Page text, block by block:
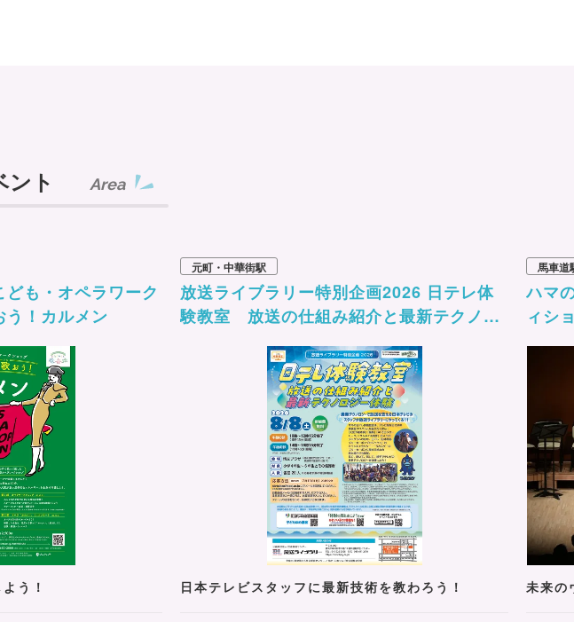
ント Area
も・オペラワーク
う！カルメン
う！
元町・中華街駅
放送ライブラリー特別企画2026 日テレ体
験教室 放送の仕組み紹介と最新テクノロ
日本テレビスタッフに最新技術を教わろう！
馬車道
ハマ
ィシ
未来の